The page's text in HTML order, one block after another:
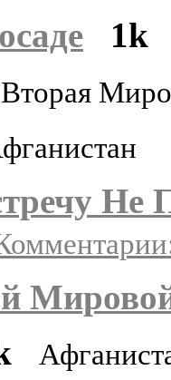
1k
Вторая
Не